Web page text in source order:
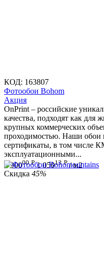
КОД: 163807
Фотообои Bohom
Aкция
OnPrint – российские
качества, подходят как для
крупных коммерческих
проходимостью. Наши обои
сертификаты, в том числе
эксплуатационными...
1 90000 Р 1 05013 Р / м2
Скидка 45%